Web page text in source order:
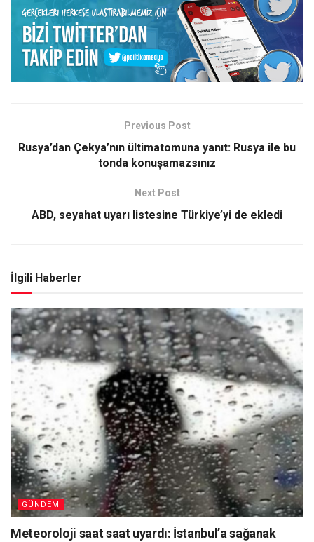
Previous Post
Rusya’dan Çekya’nın ültimatomuna yanıt: Rusya ile bu
tonda konuşamazsınız
Next Post
ABD, seyahat uyarı listesine Türkiye’yi de ekledi
İlgili Haberler
GÜNDEM
Meteoroloji saat saat uyardı: İstanbul’a sağanak